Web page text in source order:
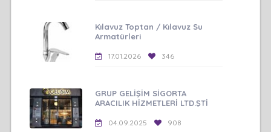
Kılavuz Toptan / Kılavuz Su
Armatürleri
17.01.2026 346
GRUP GELİŞİM SİGORTA
ARACILIK HİZMETLERİ LTD.ŞTİ
04.09.2025 908